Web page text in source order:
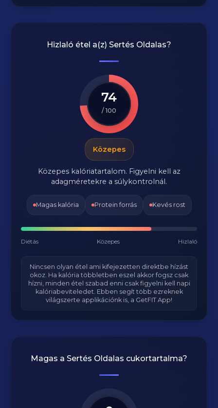
Hizlaló étel a(z) Sertés Oldalas?
74
/ 100
Közepes
Közepes kalóriatartalom. Figyelni kell az
adagméretekre a súlykontrolnál.
Magas kalória Protein forrás Kevés rost
Diétás Közepes Hizlaló
Nincsen olyan étel ami kifejezetten direktbe hízást
okoz. Ha kalória többletben eszel akkor fogsz csak
hízni, minden étel szabad enni csak figyelni kell napi
kalóriabeviteledet. Ebben segít több ezreknek
világszerte applikációnk is, a GetFIT App!
Magas a Sertés Oldalas cukortartalma?